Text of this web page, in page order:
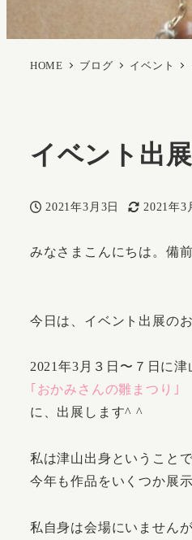
HOME ブログ イベント
イベント出
投稿日
2021年3月3日
更新日
2021年3
みなさまこんにちは。備
今日は、イベント出展の
2021年3月３日〜７日に
｢おかみさんの雛まつり｣
に、出展します^ ^
私は津山出身ということ
今年も作品をいくつか展
私自身は会場にいません